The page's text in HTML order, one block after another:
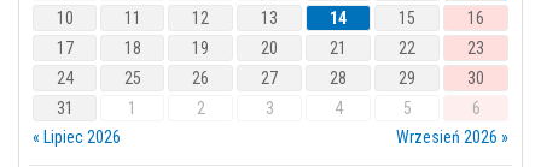
10
11 12 13 14 15
16
17
18 19 20 21 22
23
24
25 26 27 28 29
30
31
1 2 3 4 5
6
« Lipiec 2026
Wrzesień 2026 »